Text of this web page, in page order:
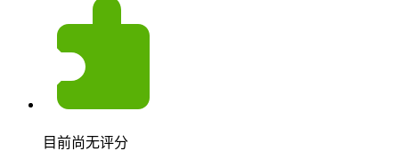
目前尚无评分